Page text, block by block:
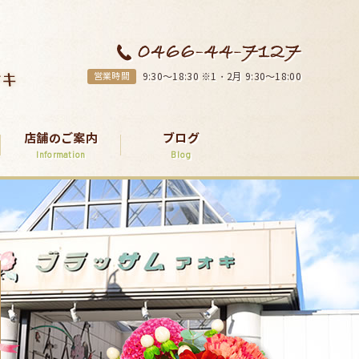
営業時間 9:30～18:30 ※1・2月 9:30～18:00
店舗のご案内
Information
ブログ
Blog